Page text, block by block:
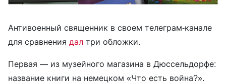
Антивоенный священник в своем телеграм-канале
для сравнения дал три обложки.
Первая — из музейного магазина в Дюссельдорфе:
название книги на немецком «Что есть война?».